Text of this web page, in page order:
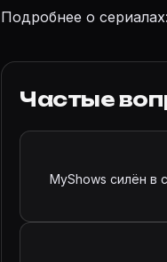
Подробнее о сериалах:
Частые
MyShows силён в